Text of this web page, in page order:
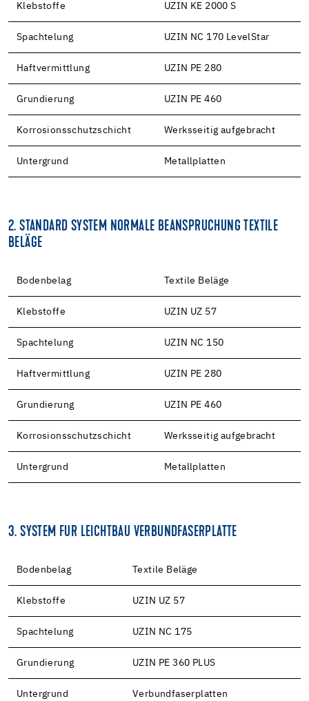
Klebstoffe UZIN KE 2000 S
Spachtelung UZIN NC 170 LevelStar
Haftvermittlung UZIN PE 280
Grundierung UZIN PE 460
Korrosionsschutzschicht Werksseitig aufgebracht
Untergrund Metallplatten
2. STANDARD SYSTEM NORMALE BEANSPRUCHUNG TEXTILE
BELÄGE
Bodenbelag Textile Beläge
Klebstoffe UZIN UZ 57
Spachtelung UZIN NC 150
Haftvermittlung UZIN PE 280
Grundierung UZIN PE 460
Korrosionsschutzschicht Werksseitig aufgebracht
Untergrund Metallplatten
3. SYSTEM FÜR LEICHTBAU VERBUNDFASERPLATTE
Bodenbelag Textile Beläge
Klebstoffe UZIN UZ 57
Spachtelung UZIN NC 175
Grundierung UZIN PE 360 PLUS
Untergrund Verbundfaserplatten